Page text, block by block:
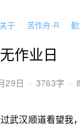
关于 苦作舟-R
无作业日
29日 · 3763字 ·
武汉顺道看望我